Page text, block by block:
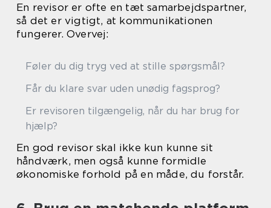
En revisor er ofte en tæt samarbejdspartner,
så det er vigtigt, at kommunikationen
fungerer. Overvej:
Føler du dig tryg ved at stille spørgsmål?
Får du klare svar uden unødig fagsprog?
Er revisoren tilgængelig, når du har brug for
hjælp?
En god revisor skal ikke kun kunne sit
håndværk, men også kunne formidle
økonomiske forhold på en måde, du forstår.